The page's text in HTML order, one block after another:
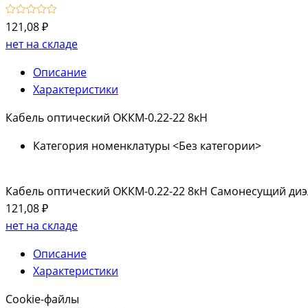
121,08 ₽
нет на складе
Описание
Характеристики
Кабель оптический ОККМ-0.22-22 8кН
Категория номенклатуры <Без категории>
Кабель оптический ОККМ-0.22-22 8кН Самонесущий
121,08 ₽
нет на складе
Описание
Характеристики
Cookie-файлы